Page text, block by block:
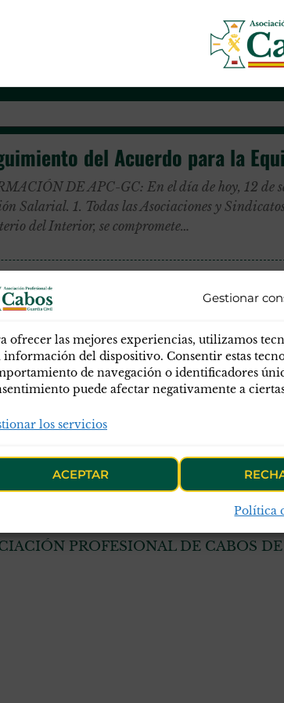
Gestionar
ofrecer las mejores experiencias, utilizamos
información del dispositivo. Consentir estas
de navegación o identificadores
puede afectar negativamente a
los servicios
ACEPTAR
Política
del Acuerdo para la
DE APC-GC: En el día de hoy, 12 de
Salarial. 1. Todas las Asociaciones y
del Interior, se compromete…
Política de cookies
Aviso legal
PROFESIONAL DE CABOS